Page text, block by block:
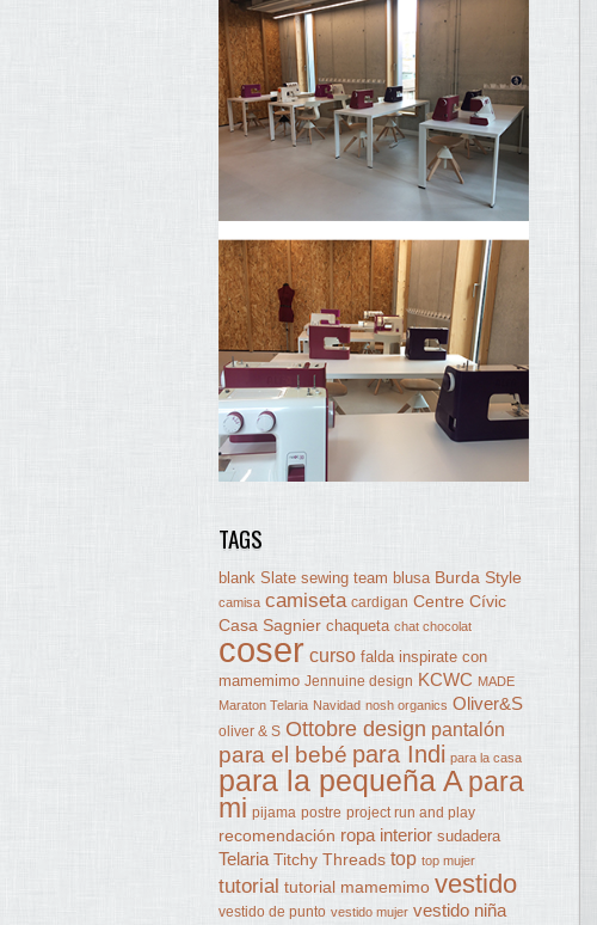
TAGS
blank Slate sewing team blusa Burda Style
camisa camiseta cardigan Centre Cívic
Casa Sagnier chaqueta chat chocolat
coser curso falda inspirate con
mamemimo Jennuine design KCWC MADE
Maraton Telaria Navidad nosh organics Oliver&S
oliver & S Ottobre design pantalón
para el bebé para Indi para la casa
para la pequeña A para
mi pijama postre project run and play
recomendación ropa interior sudadera
Telaria Titchy Threads top top mujer
tutorial tutorial mamemimo vestido
vestido de punto vestido mujer vestido niña